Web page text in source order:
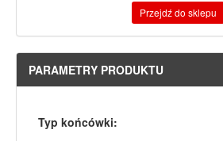
Przejdź do sklepu
PARAMETRY PRODUKTU
Typ końcówki: